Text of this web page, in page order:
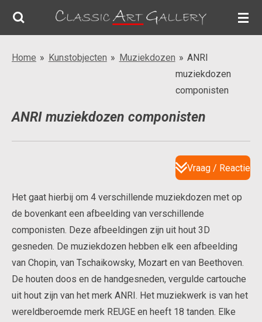
Ga
deHome » Kunstobjecten » Muziekdozen » ANRI
muziekdozen
componisten
ANRI muziekdozen componisten
Vraag / Reactie
Het gaat hierbij om 4 verschillende muziekdozen met op
de bovenkant een afbeelding van verschillende
componisten. Deze afbeeldingen zijn uit hout 3D
gesneden. De muziekdozen hebben elk een afbeelding
van Chopin, van Tschaikowsky, Mozart en van Beethoven.
De houten doos en de handgesneden, vergulde cartouche
uit hout zijn van het merk ANRI. Het muziekwerk is van het
wereldberoemde merk REUGE en heeft 18 tanden. Elke